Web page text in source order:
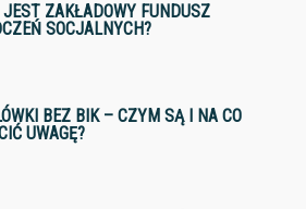
JEST ZAKŁADOWY FUNDUSZ
SOCJALNYCH?
BEZ BIK – CZYM SĄ I NA CO
UWAGĘ?